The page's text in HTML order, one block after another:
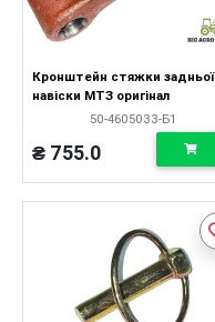
Кронштейн стяжки задньої
навіски МТЗ оригінал
50-4605033-Б1
₴ 755.0